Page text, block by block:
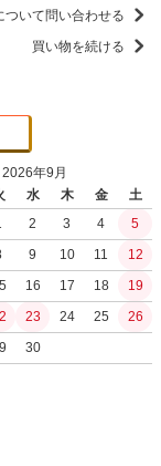
ついて問い合わせる
買い物を続ける
2026年9月
水 木 金
土
2 3 4
5
9 10 11
12
16 17 18
19
23 24 25
26
30